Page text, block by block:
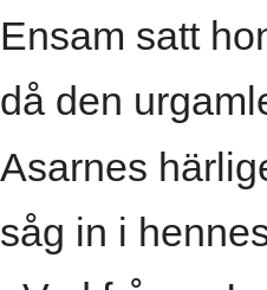
Ensam satt
då den
Asarnes
såg in i